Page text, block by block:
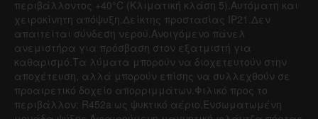
περιβάλλοντος +40°C (Κλιματική κλάση 5).Αυτόματη και
χειροκίνητη απόψυξη.Δείκτης προστασίας IP21.Δεν
απαιτείται σύνδεση νερού.Ανοιγόμενο πάνελ
ανεμιστήρα για πρόσβαση στον εξατμιστή για
καθαρισμό.Τα λύματα μπορούν να διοχετευτούν στην
αποχέτευση, αλλά μπορούν επίσης να συλλεχθούν σε
προαιρετικό δοχείο απορριμμάτων.Φιλικό προς το
περιβάλλον: R452a ως ψυκτικό αέριο.Ενσωματωμένη